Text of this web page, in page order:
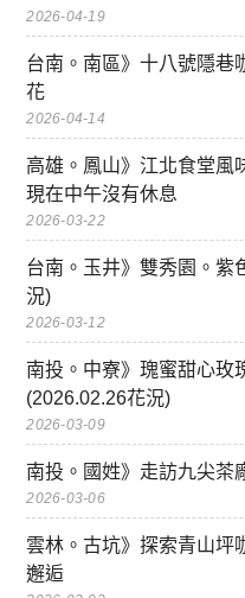
2026-04-19
台南。南區》十八號隱巷
花
2026-04-14
高雄。鳳山》江北食堂風
現在中午沒有休息
2026-03-22
台南。玉井》雙秀園。紫
況)
2026-03-12
南投。中寮》瑰蜜甜心玫
(2026.02.26花況)
2026-03-09
南投。國姓》走訪九尖茶
2026-03-06
雲林。古坑》探索青山坪
邂逅